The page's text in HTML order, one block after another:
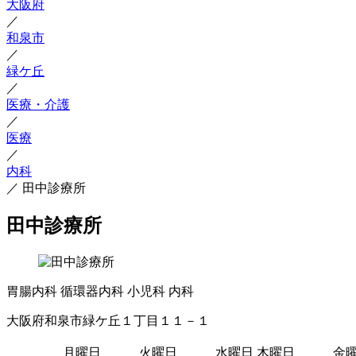
大阪府
／
和泉市
／
緑ケ丘
／
医療・介護
／
医療
／
内科
／ 田中診療所
田中診療所
胃腸内科 循環器内科 小児科 内科
大阪府和泉市緑ケ丘１丁目１１－１
月曜日 火曜日 水曜日 木曜日 金